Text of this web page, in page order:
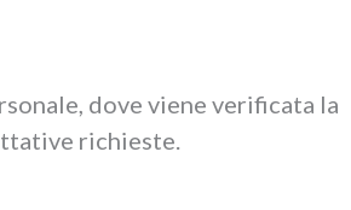
dove viene verificata la
richieste.